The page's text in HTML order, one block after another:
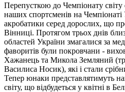
Перепусткою до Чемпіонату
наших спортсменів на Чемпіонаті
акробатики серед дорослих, що
Вінниці. Протягом трьох днів
областей України змагалися за
фаворитів були покровчани -
Хажанець та Микола Земляний
Василиса Носик), які і стали
Тепер юнаки представлятимуть
світу, що відбудеться у квітні в